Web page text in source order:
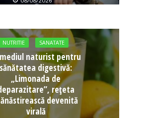
NUTRITIE SANATATE
naturist pentru
sănătatea digestivă:
„Limonada de
rețeta
devenită
virală